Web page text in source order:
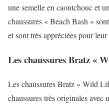
une semelle en caoutchouc et
chaussures « Beach Bash »
et sont très appréciées pour
Les chaussures Bratz «
Les chaussures Bratz « Wild
chaussures très originales avec